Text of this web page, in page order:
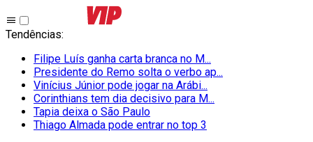
Tendências:
Filipe Luís ganha carta branca no M...
Presidente do Remo solta o verbo ap...
Vinícius Júnior pode jogar na Arábi...
Corinthians tem dia decisivo para M...
Tapia deixa o São Paulo
Thiago Almada pode entrar no top 3